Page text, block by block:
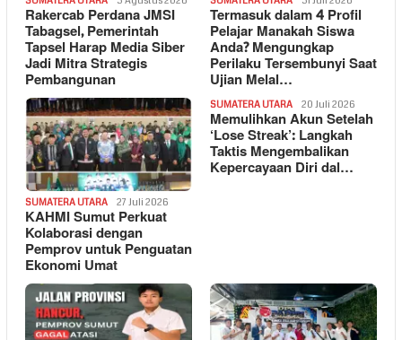
Rakercab Perdana JMSI
Tabagsel, Pemerintah
Tapsel Harap Media Siber
Jadi Mitra Strategis
Pembangunan
Termasuk dalam 4 Profil
Pelajar Manakah Siswa
Anda? Mengungkap
Perilaku Tersembunyi Saat
Ujian Melal…
SUMATERA UTARA 27 Juli 2026
KAHMI Sumut Perkuat
Kolaborasi dengan
Pemprov untuk Penguatan
Ekonomi Umat
SUMATERA UTARA 20 Juli 2026
Memulihkan Akun Setelah
‘Lose Streak’: Langkah
Taktis Mengembalikan
Kepercayaan Diri dal…